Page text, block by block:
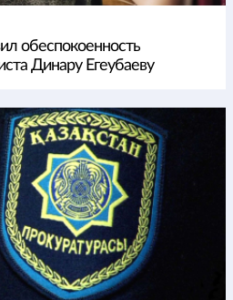
обеспокоенность
Динару Егеубаеву